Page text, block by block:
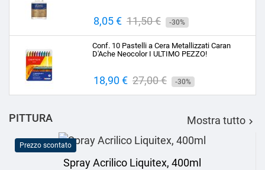
Prezzo
8,05 € Prezzo
base
11,50 € -30%
Conf. 10 Pastelli a Cera Metallizzati Caran
D'Ache Neocolor I ULTIMO PEZZO!
Prezzo
18,90 € Prezzo
base
27,00 € -30%
PITTURA Mostra tutto 
Prezzo scontato
Spray Acrilico Liquitex, 400ml